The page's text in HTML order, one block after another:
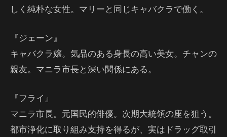
しく純朴な女性。マリーと同じキャバクラで働く。
『ジェーン』
キャバクラ嬢。気品のある身長の高い美女。チャンの
親友。マニラ市長と深い関係にある。
『フライ』
マニラ市長。元国民的俳優。次期大統領の座を狙う。
都市浄化に取り組み支持を得るが、実はドラッグ取引